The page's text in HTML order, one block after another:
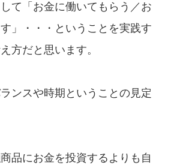
て「お金に働いてもらう／お
」・・・ということを実践す
方だと思います。
ンスや時期ということの見定
品にお金を投資するよりも自